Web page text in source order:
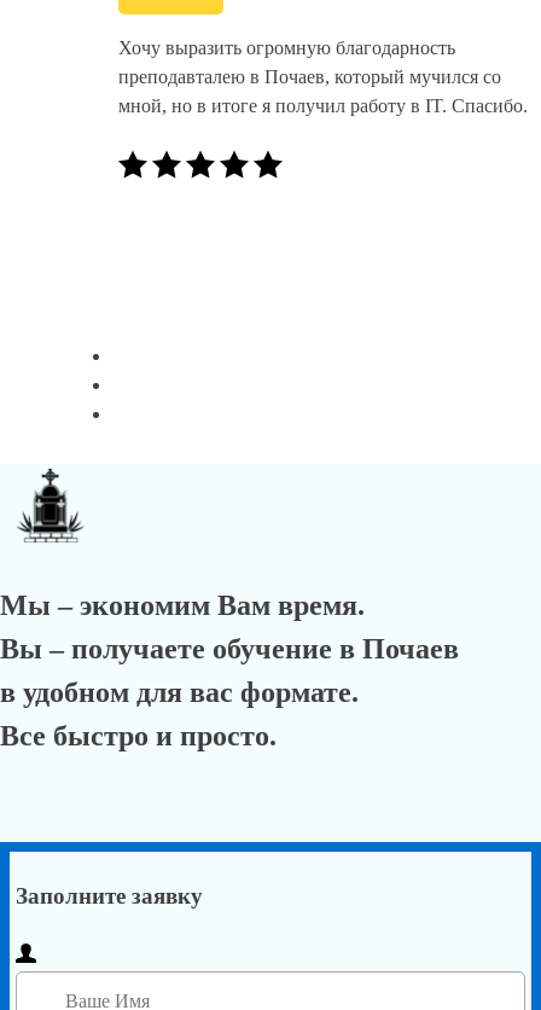
Хочу выразить огромную благодарность
преподавталею в Почаев, который мучился со
мной, но в итоге я получил работу в IT. Спасибо.
Мы – экономим Вам время.
Вы – получаете обучение в Почаев
в удобном для вас формате.
Все быстро и просто.
Заполните заявку